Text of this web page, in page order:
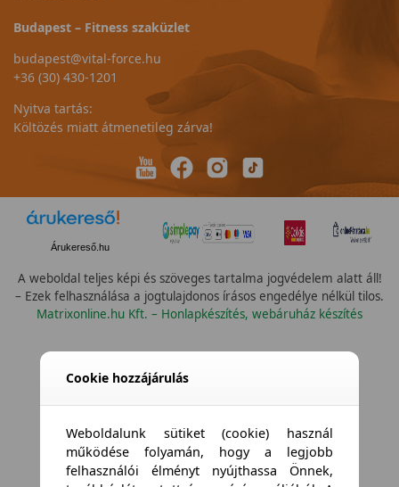
Budapest – Fitness szaküzlet
budapest@vital-force.hu
+36 (30) 430-1201
Nyitva tartás:
Költözés miatt átmenetileg zárva!
Árukereső.hu
A weboldal teljes képi és szöveges tartalma jogvédelem alatt áll!
– Ezek felhasználása a jogtulajdonos írásos engedélye nélkül tilos.
Matrixonline.hu Kft. – Honlapkészítés, webáruház készítés
Cookie hozzájárulás
Weboldalunk sütiket (cookie) használ
működése folyamán, hogy a legjobb
felhasználói élményt nyújthassa Önnek,